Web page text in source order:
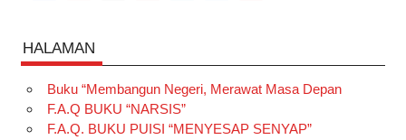
c
e
b
o
s
t
a
g
T
o
k
t
e
r
k
e
d
t
t
e
T
u
b
HALAMAN
Buku “Membangun Negeri, Merawat Masa Depan
F.A.Q BUKU “NARSIS”
F.A.Q. BUKU PUISI “MENYESAP SENYAP”